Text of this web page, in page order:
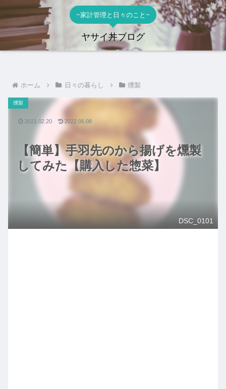
~家計管理と日々のこと~
ヤサイ丼ブログ
ホーム 日々の暮らし 燻製
【簡単】手羽先のから揚げを燻製
してみた【購入した惣菜】
燻製
DSC_0101
2021.02.20 2022.06.08